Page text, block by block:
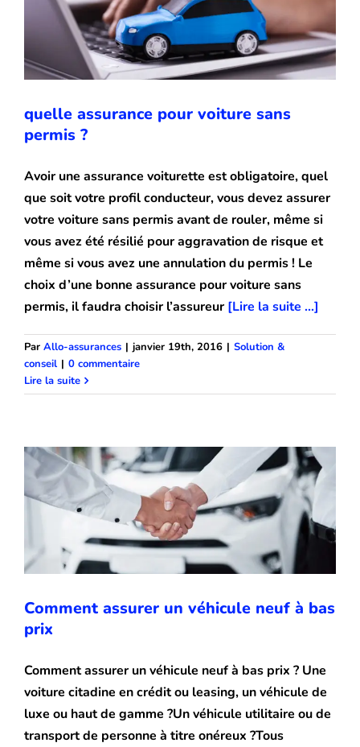
quelle assurance pour voiture sans
permis ?
Avoir une assurance voiturette est obligatoire, quel
que soit votre profil conducteur, vous devez assurer
votre voiture sans permis avant de rouler, même si
vous avez été résilié pour aggravation de risque et
même si vous avez une annulation du permis ! Le
choix d’une bonne assurance pour voiture sans
permis, il faudra choisir l’assureur[Lire la suite ...]
Par Allo-assurances | janvier 19th, 2016 | Solution &
conseil | 0 commentaire
Lire la suiteComment assurer un véhicule neuf à
Comment assurer un véhicule neuf à bas
prix
Comment assurer un véhicule neuf à bas prix ? Une
voiture citadine en crédit ou leasing, un véhicule de
luxe ou haut de gamme ?Un véhicule utilitaire ou de
transport de personne à titre onéreux ?Tous